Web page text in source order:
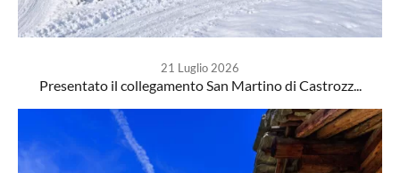
21 Luglio 2026
Presentato il collegamento San Martino di Castrozz...